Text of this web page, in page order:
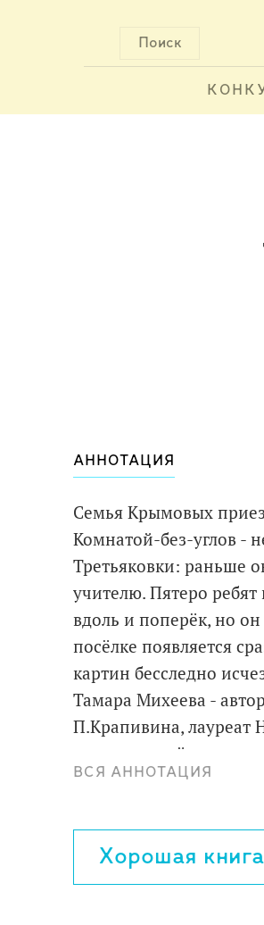
Поиск
АННОТАЦИЯ
Семья Крымовых
Комнатой-без-углов -
Третьяковки: раньше
учителю. Пятеро
вдоль и поперёк, но
посёлке появляется
картин бесследно
Тамара Михеева -
П.Крапивина, лауреат
литературной
читатели всех
образ. Обострённые до
внимание к
движет подростками,
ВСЯ АННОТАЦИЯ
Хорошая